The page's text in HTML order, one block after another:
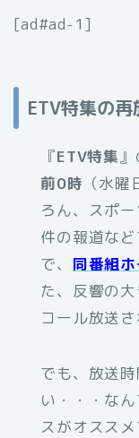
[ad#ad-1]
ETV特集の
『ETV特集』
前0時 （水
ろん、スポ
件の報道な
で、 同番組
た、反響の
コール放送
でも、放送
い・・・な
スがオスス